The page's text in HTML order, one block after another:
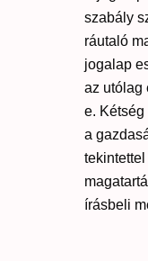
szabály
ráutaló
jogalap
az utólag
e.
a
írásbeli